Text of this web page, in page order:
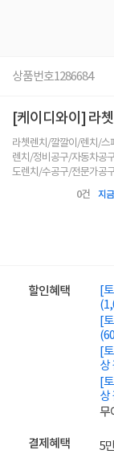
상품번호1286684
[케이디와이] 라
라쳇렌치/깔깔이/렌치/
렌치/정비공구/자동차공
도렌치/수공구/전문가공
0건 지
할인혜택
[
[
[
상
[
상
무
결제혜택 5